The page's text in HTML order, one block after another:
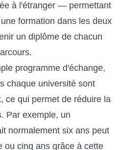
à l'étranger — permettant
formation dans les deux
un diplôme de chacun
programme d'échange,
chaque université sont
ce qui permet de réduire la
Par exemple, un
normalement six ans peut
ou cinq ans grâce à cette